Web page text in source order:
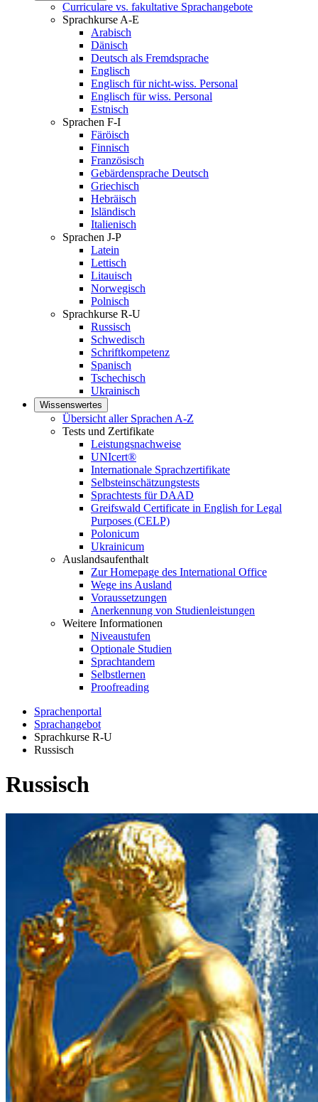
Curriculare vs. fakultative Sprachangebote
Sprachkurse A-E
Arabisch
Dänisch
Deutsch als Fremdsprache
Englisch
Englisch für nicht-wiss. Personal
Englisch für wiss. Personal
Estnisch
Sprachen F-I
Färöisch
Finnisch
Französisch
Gebärdensprache Deutsch
Griechisch
Hebräisch
Isländisch
Italienisch
Sprachen J-P
Latein
Lettisch
Litauisch
Norwegisch
Polnisch
Sprachkurse R-U
Russisch
Schwedisch
Schriftkompetenz
Spanisch
Tschechisch
Ukrainisch
Wissenswertes
Übersicht aller Sprachen A-Z
Tests und Zertifikate
Leistungsnachweise
UNIcert®
Internationale Sprachzertifikate
Selbsteinschätzungstests
Sprachtests für DAAD
Greifswald Certificate in English for Legal
Purposes (CELP)
Polonicum
Ukrainicum
Auslandsaufenthalt
Zur Homepage des International Office
Wege ins Ausland
Voraussetzungen
Anerkennung von Studienleistungen
Weitere Informationen
Niveaustufen
Optionale Studien
Sprachtandem
Selbstlernen
Proofreading
Sprachenportal
Sprachangebot
Sprachkurse R-U
Russisch
Russisch